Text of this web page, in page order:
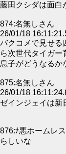
藤田クシダは面白
874:名無しさん
26/01/18
バクコメで見せる
ら次世代タイガー
息子がどうなるか
875:名無しさん
26/01/18
ゼインジェイは
876:ﾅ悪ホームレ
らしいな